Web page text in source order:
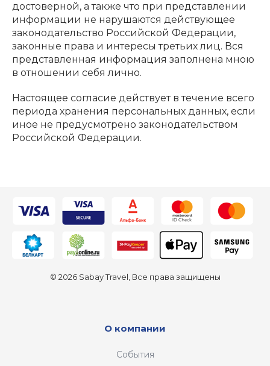
достоверной, а также что при представлении
информации не нарушаются действующее
законодательство Российской Федерации,
законные права и интересы третьих лиц. Вся
представленная информация заполнена мною
в отношении себя лично.
Настоящее согласие действует в течение всего
периода хранения персональных данных, если
иное не предусмотрено законодательством
Российской Федерации.
© 2026 Sabay Travel, Все права защищены
О компании
События